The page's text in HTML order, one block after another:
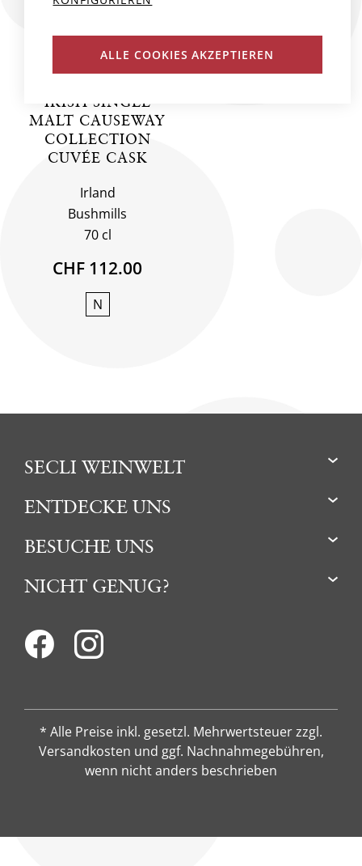
IRISH SINGLE
MALT CAUSEWAY
COLLECTION
CUVÉE CASK
Irland
Bushmills
70 cl
CHF 112.00
N
SECLI WEINWELT
ENTDECKE UNS
BESUCHE UNS
NICHT GENUG?
* Alle Preise inkl. gesetzl. Mehrwertsteuer zzgl.
Versandkosten und ggf. Nachnahmegebühren,
wenn nicht anders beschrieben
ALLE COOKIES AKZEPTIEREN